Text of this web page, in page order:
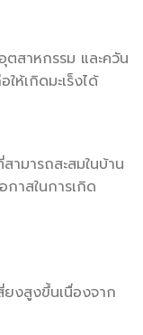
ตสาหกรรม และควัน
ห้เกิดมะเร็งได้
ามารถสะสมในบ้าน
กาสในการเกิด
งสูงขึ้นเนื่องจาก